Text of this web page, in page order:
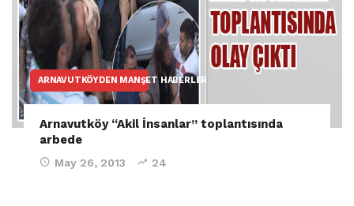
ARNAVUTKÖYDEN MANŞET HABERLER
Arnavutköy “Akil İnsanlar” toplantısında
arbede
May 26, 2013 24